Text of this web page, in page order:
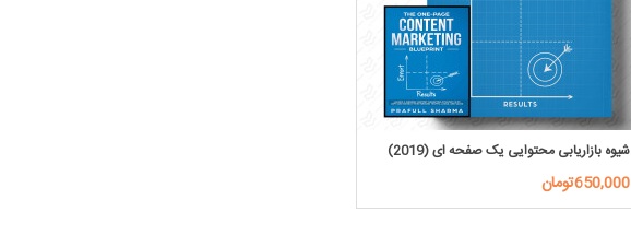
شیوه بازاریابی محتوایی یک صفحه ای (2019)
650,000تومان